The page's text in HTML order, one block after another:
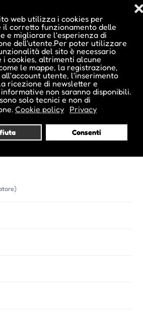
web utilizza i cookies per
il corretto funzionamento delle
e migliorare l'esperienza di
dell'utente.Per poter utilizzare
del sito è necessario
i cookies, altrimenti alcune
le mappe, la registrazione,
all'account utente, l'inserimento
ricezione di newsletter e
non saranno disponibili.
solo tecnici e non di
Cookie policy Privacy
Consenti
❌